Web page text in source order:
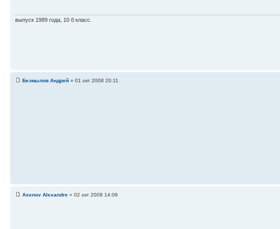
выпуск 1989 года, 10 б класс.
Безмылов Андрей » 01 окт 2008 20:11
Axenov Alexandre » 02 окт 2008 14:06